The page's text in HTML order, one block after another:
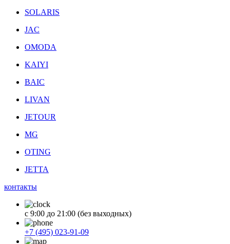
SOLARIS
JAC
OMODA
KAIYI
BAIC
LIVAN
JETOUR
MG
OTING
JETTA
контакты
с 9:00 до 21:00 (без выходных)
+7 (495) 023-91-09